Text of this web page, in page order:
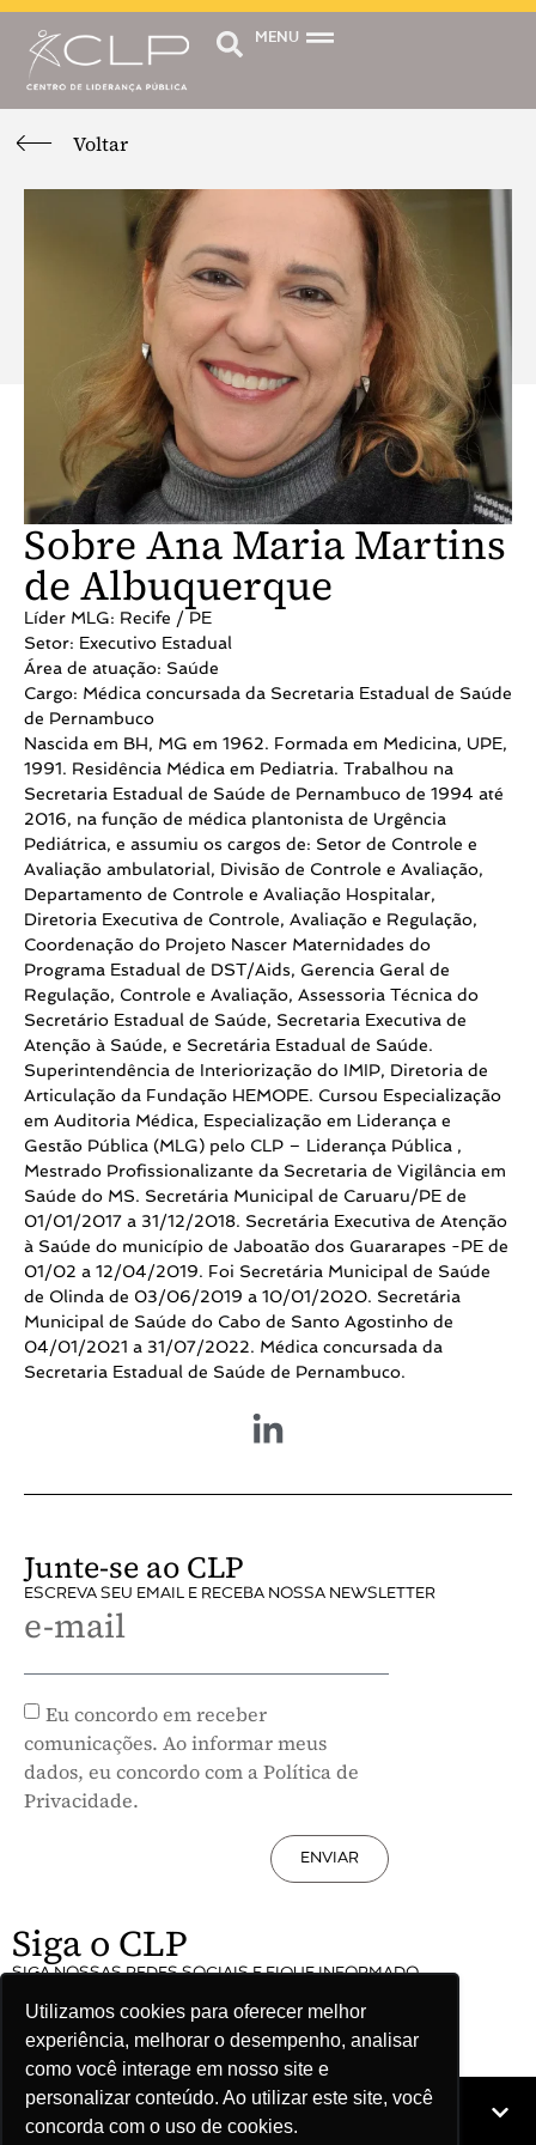
Utilizamos cookies para oferecer melhor
experiência, melhorar o desempenho, analisar
como você interage em nosso site e
personalizar conteúdo. Ao utilizar este site, você
concorda com o uso de cookies.
MENU
Voltar
Sobre Ana Maria Martins
de Albuquerque
Líder MLG: Recife / PE
Setor: Executivo Estadual
Área de atuação: Saúde
Cargo: Médica concursada da Secretaria Estadual de Saúde
de Pernambuco
Nascida em BH, MG em 1962. Formada em Medicina, UPE,
1991. Residência Médica em Pediatria. Trabalhou na
Secretaria Estadual de Saúde de Pernambuco de 1994 até
2016, na função de médica plantonista de Urgência
Pediátrica, e assumiu os cargos de: Setor de Controle e
Avaliação ambulatorial, Divisão de Controle e Avaliação,
Departamento de Controle e Avaliação Hospitalar,
Diretoria Executiva de Controle, Avaliação e Regulação,
Coordenação do Projeto Nascer Maternidades do
Programa Estadual de DST/Aids, Gerencia Geral de
Regulação, Controle e Avaliação, Assessoria Técnica do
Secretário Estadual de Saúde, Secretaria Executiva de
Atenção à Saúde, e Secretária Estadual de Saúde.
Superintendência de Interiorização do IMIP, Diretoria de
Articulação da Fundação HEMOPE. Cursou Especialização
em Auditoria Médica, Especialização em Liderança e
Gestão Pública (MLG) pelo CLP – Liderança Pública ,
Mestrado Profissionalizante da Secretaria de Vigilância em
Saúde do MS. Secretária Municipal de Caruaru/PE de
01/01/2017 a 31/12/2018. Secretária Executiva de Atenção
à Saúde do município de Jaboatão dos Guararapes -PE de
01/02 a 12/04/2019. Foi Secretária Municipal de Saúde
de Olinda de 03/06/2019 a 10/01/2020. Secretária
Municipal de Saúde do Cabo de Santo Agostinho de
04/01/2021 a 31/07/2022. Médica concursada da
Secretaria Estadual de Saúde de Pernambuco.
Junte-se ao CLP
ESCREVA SEU EMAIL E RECEBA NOSSA NEWSLETTER
e-mail
Eu concordo em receber
comunicações. Ao informar meus
dados, eu concordo com a Política de
Privacidade.
ENVIAR
Siga o CLP
SIGA NOSSAS REDES SOCIAIS E FIQUE INFORMADO
Mapa do site